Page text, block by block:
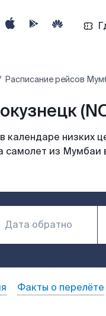
Расписание рейсов
низких
самолет из Мумбаи
Факты о перелёте